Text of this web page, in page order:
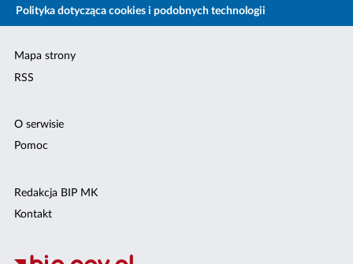
Polityka dotycząca cookies i podobnych technologii
Mapa strony
RSS
O serwisie
Pomoc
Redakcja BIP MK
Kontakt